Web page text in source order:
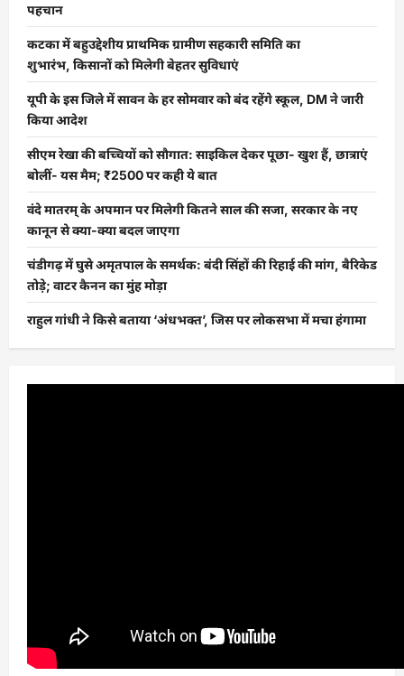
पहचान
कटका में बहुउद्देशीय प्राथमिक ग्रामीण सहकारी समिति का
शुभारंभ, किसानों को मिलेगी बेहतर सुविधाएं
यूपी के इस जिले में सावन के हर सोमवार को बंद रहेंगे स्कूल, DM ने जारी
किया आदेश
सीएम रेखा की बच्चियों को सौगात: साइकिल देकर पूछा- खुश हैं, छात्राएं
बोलीं- यस मैम; ₹2500 पर कही ये बात
वंदे मातरम् के अपमान पर मिलेगी कितने साल की सजा, सरकार के नए
कानून से क्या-क्या बदल जाएगा
चंडीगढ़ में घुसे अमृतपाल के समर्थक: बंदी सिंहों की रिहाई की मांग, बैरिकेड
तोड़े; वाटर कैनन का मुंह मोड़ा
राहुल गांधी ने किसे बताया ‘अंधभक्त’, जिस पर लोकसभा में मचा हंगामा